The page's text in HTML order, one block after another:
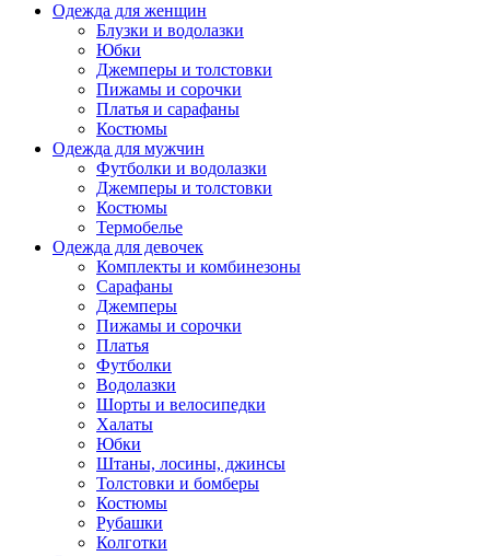
Одежда для женщин
Блузки и водолазки
Юбки
Джемперы и толстовки
Пижамы и сорочки
Платья и сарафаны
Костюмы
Одежда для мужчин
Футболки и водолазки
Джемперы и толстовки
Костюмы
Термобелье
Одежда для девочек
Комплекты и комбинезоны
Сарафаны
Джемперы
Пижамы и сорочки
Платья
Футболки
Водолазки
Шорты и велосипедки
Халаты
Юбки
Штаны, лосины, джинсы
Толстовки и бомберы
Костюмы
Рубашки
Колготки